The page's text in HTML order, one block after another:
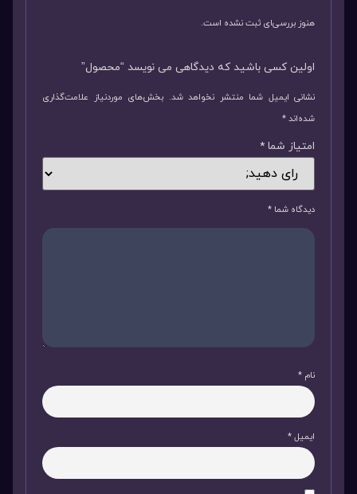
هنوز بررسی‌ای ثبت نشده است.
اولین کسی باشید که دیدگاهی می نویسد “محصول”
نشانی ایمیل شما منتشر نخواهد شد. بخش‌های موردنیاز علامت‌گذاری
شده‌اند*
امتیاز شما *
دیدگاه شما *
نام *
ایمیل*